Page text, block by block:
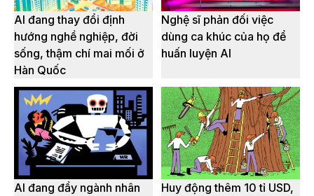
AI đang thay đổi định
hướng nghề nghiệp, đời
sống, thậm chí mai mối ở
Hàn Quốc
Nghệ sĩ phản đối việc
dùng ca khúc của họ để
huấn luyện AI
AI đang đẩy ngành nhân
Huy động thêm 10 tỉ USD,